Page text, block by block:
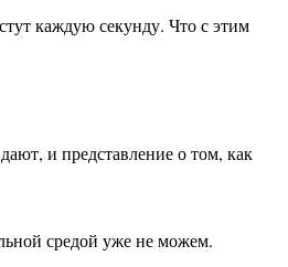
каждую секунду. Что с этим
и представление о том, как
средой уже не можем.